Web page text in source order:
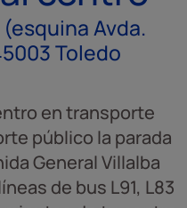
Avda.
Toledo
en transporte
público la parada
General Villalba
de bus L91, L83